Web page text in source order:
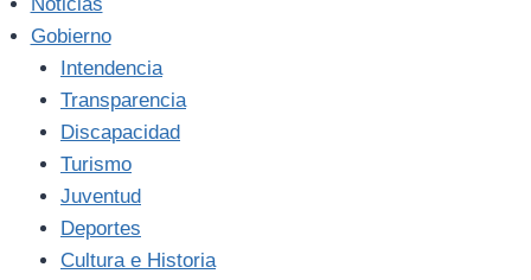
Noticias
Gobierno
Intendencia
Transparencia
Discapacidad
Turismo
Juventud
Deportes
Cultura e Historia